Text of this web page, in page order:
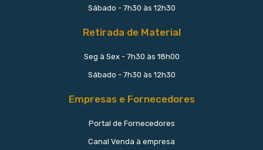
Sábado - 7h30 às 12h30
Retirada de Material
Seg à Sex - 7h30 às 18h00
Sábado - 7h30 às 12h30
Empresas e Fornecedores
Portal de Fornecedores
Canal Venda à empresa